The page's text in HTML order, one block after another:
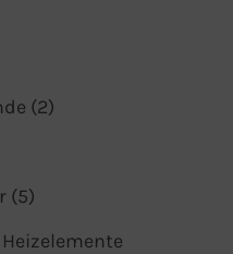
(2)
(5)